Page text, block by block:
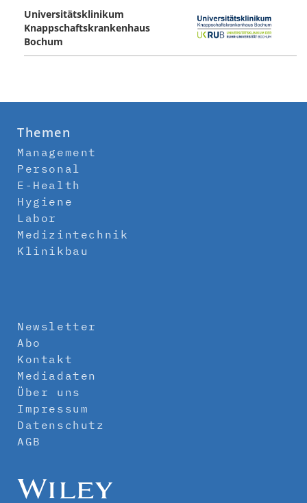
Universitätsklinikum
Knappschaftskrankenhaus
Bochum
Themen
Management
Personal
E-Health
Hygiene
Labor
Medizintechnik
Klinikbau
Newsletter
Abo
Kontakt
Mediadaten
Über uns
Impressum
Datenschutz
AGB